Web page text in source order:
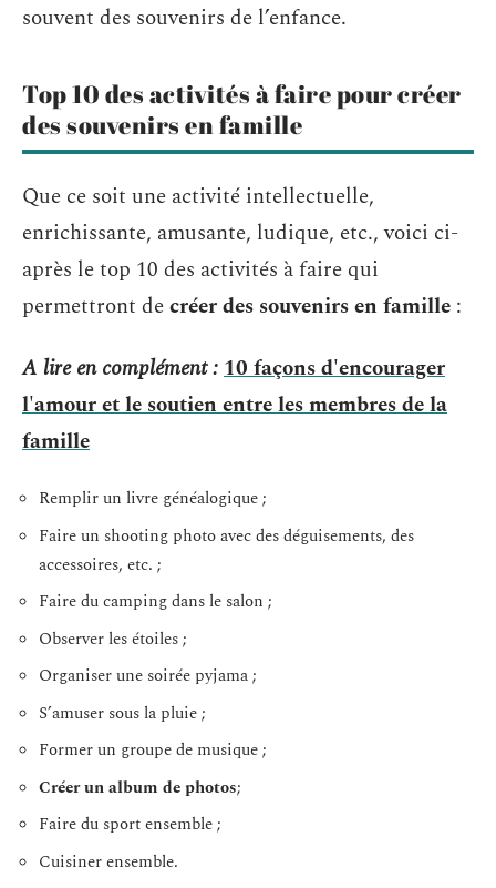
souvent des souvenirs de l’enfance.
Top 10 des activités à faire pour créer
des souvenirs en famille
Que ce soit une activité intellectuelle,
enrichissante, amusante, ludique, etc., voici ci-
après le top 10 des activités à faire qui
permettront decréer des souvenirs en famille :
A lire en complément :10 façons d'encourager
l'amour et le soutien entre les membres de la
famille
Remplir un livre généalogique ;
Faire un shooting photo avec des déguisements, des
accessoires, etc. ;
Faire du camping dans le salon ;
Observer les étoiles ;
Organiser une soirée pyjama ;
S’amuser sous la pluie ;
Former un groupe de musique ;
Créer un album de photos;
Faire du sport ensemble ;
Cuisiner ensemble.